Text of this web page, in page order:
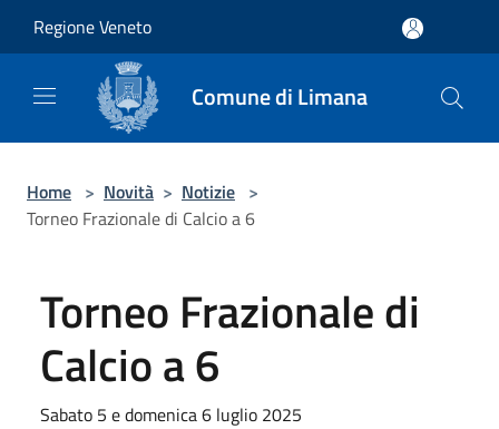
Regione Veneto
Comune di Limana
Home > Novità > Notizie >
Torneo Frazionale di Calcio a 6
Torneo Frazionale di
Calcio a 6
Sabato 5 e domenica 6 luglio 2025